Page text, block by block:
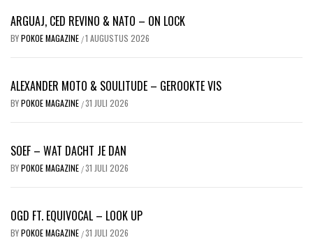
ARGUAJ, CED REVINO & NATO – ON LOCK
BYPOKOE MAGAZINE /1 AUGUSTUS 2026
ALEXANDER MOTO & SOULITUDE – GEROOKTE VIS
BYPOKOE MAGAZINE /31 JULI 2026
SOEF – WAT DACHT JE DAN
BYPOKOE MAGAZINE /31 JULI 2026
OGD FT. EQUIVOCAL – LOOK UP
BYPOKOE MAGAZINE /31 JULI 2026